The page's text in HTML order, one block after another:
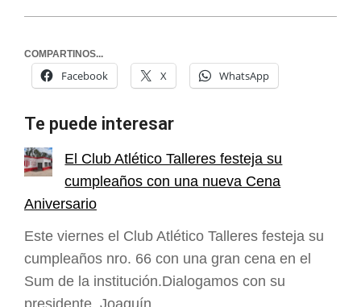
COMPARTINOS...
Facebook X WhatsApp
Te puede interesar
El Club Atlético Talleres festeja su
cumpleaños con una nueva Cena
Aniversario
Este viernes el Club Atlético Talleres festeja su
cumpleaños nro. 66 con una gran cena en el
Sum de la institución.Dialogamos con su
presidente, Joaquín…